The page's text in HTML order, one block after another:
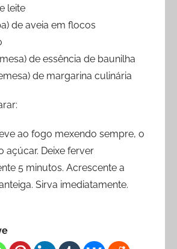
leite
de aveia em flocos
de essência de baunilha
de margarina culinária
ao fogo mexendo sempre, o
açúcar. Deixe ferver
5 minutos. Acrescente a
Sirva imediatamente.